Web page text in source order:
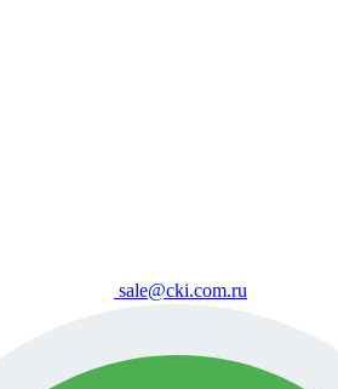
sale@cki.com.ru